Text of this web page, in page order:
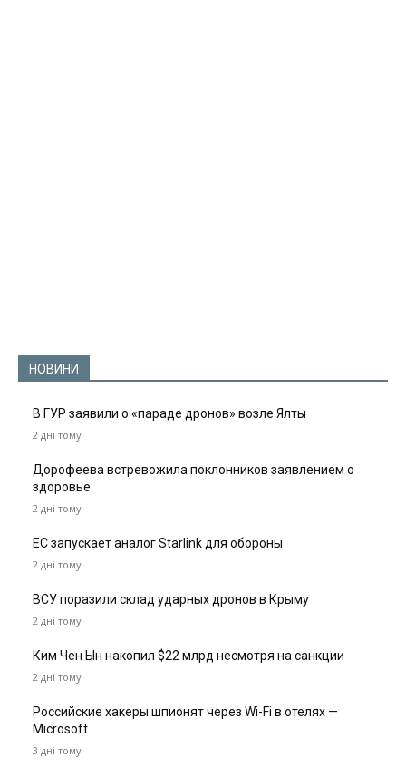
НОВИНИ
В ГУР заявили о «параде дронов» возле Ялты
2 дні тому
Дорофеева встревожила поклонников заявлением о
здоровье
2 дні тому
ЕС запускает аналог Starlink для обороны
2 дні тому
ВСУ поразили склад ударных дронов в Крыму
2 дні тому
Ким Чен Ын накопил $22 млрд несмотря на санкции
2 дні тому
Российские хакеры шпионят через Wi-Fi в отелях —
Microsoft
3 дні тому